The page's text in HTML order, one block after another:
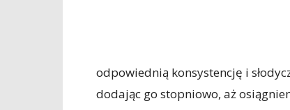
odpowiednią konsystencję i
dodając go stopniowo, aż